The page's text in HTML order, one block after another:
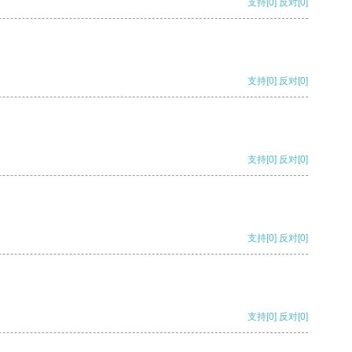
支持 [0] 反对 [0]
支持[0] 反对[0]
支持[0] 反对[0]
支持[0] 反对[0]
支持[0] 反对[0]